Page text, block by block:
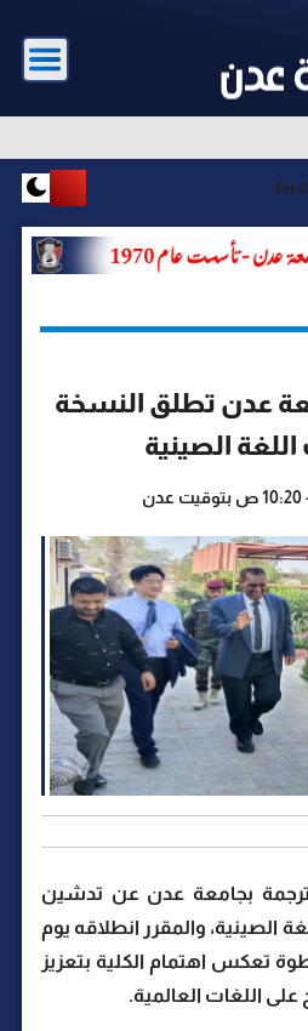
Fri-
عدن تطلق النسخة
الصينية
بجامعة عدن عن تدشين
الصينية، والمقرر انطلاقه يوم
في خطوة تعكس اهتمام الكلية بتعزيز
على اللغات العالمية.